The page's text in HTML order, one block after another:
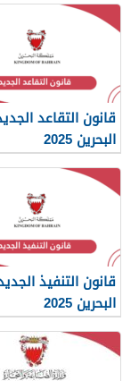
قانون التقاعد
البحرين 2025
قانون التنفيذ
البحرين 2025